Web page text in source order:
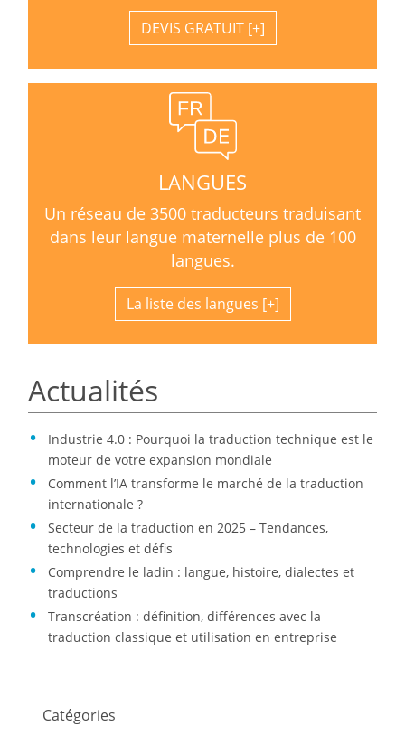
DEVIS GRATUIT
LANGUES
Un réseau de 3500 traducteurs traduisant
dans leur langue maternelle plus de 100
langues.
La liste des langues
Actualités
Industrie 4.0 : Pourquoi la traduction technique est le
moteur de votre expansion mondiale
Comment l’IA transforme le marché de la traduction
internationale ?
Secteur de la traduction en 2025 – Tendances,
technologies et défis
Comprendre le ladin : langue, histoire, dialectes et
traductions
Transcréation : définition, différences avec la
traduction classique et utilisation en entreprise
Catégories